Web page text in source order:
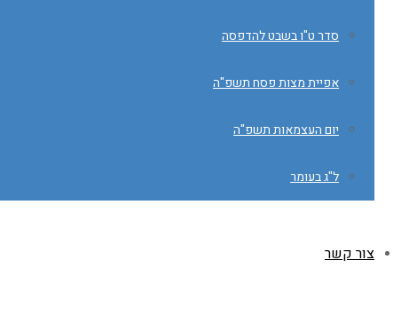
סדר ט"ו בשבט להדפסה
אפיית מצות פסח תשפ"ה
יום העצמאות תשפ"ה
ל"ג בעומר
צור קשר